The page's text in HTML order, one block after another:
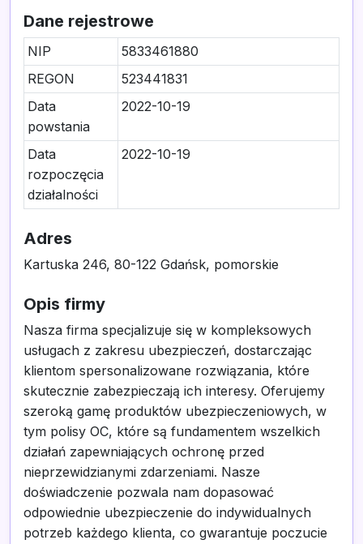
Dane rejestrowe
NIP
5833461880
REGON
523441831
Data
powstania
2022-10-19
Data
rozpoczęcia
działalności
2022-10-19
Adres
Kartuska 246, 80-122 Gdańsk, pomorskie
Opis firmy
Nasza firma specjalizuje się w kompleksowych
usługach z zakresu ubezpieczeń, dostarczając
klientom spersonalizowane rozwiązania, które
skutecznie zabezpieczają ich interesy. Oferujemy
szeroką gamę produktów ubezpieczeniowych, w
tym polisy OC, które są fundamentem wszelkich
działań zapewniających ochronę przed
nieprzewidzianymi zdarzeniami. Nasze
doświadczenie pozwala nam dopasować
odpowiednie ubezpieczenie do indywidualnych
potrzeb każdego klienta, co gwarantuje poczucie